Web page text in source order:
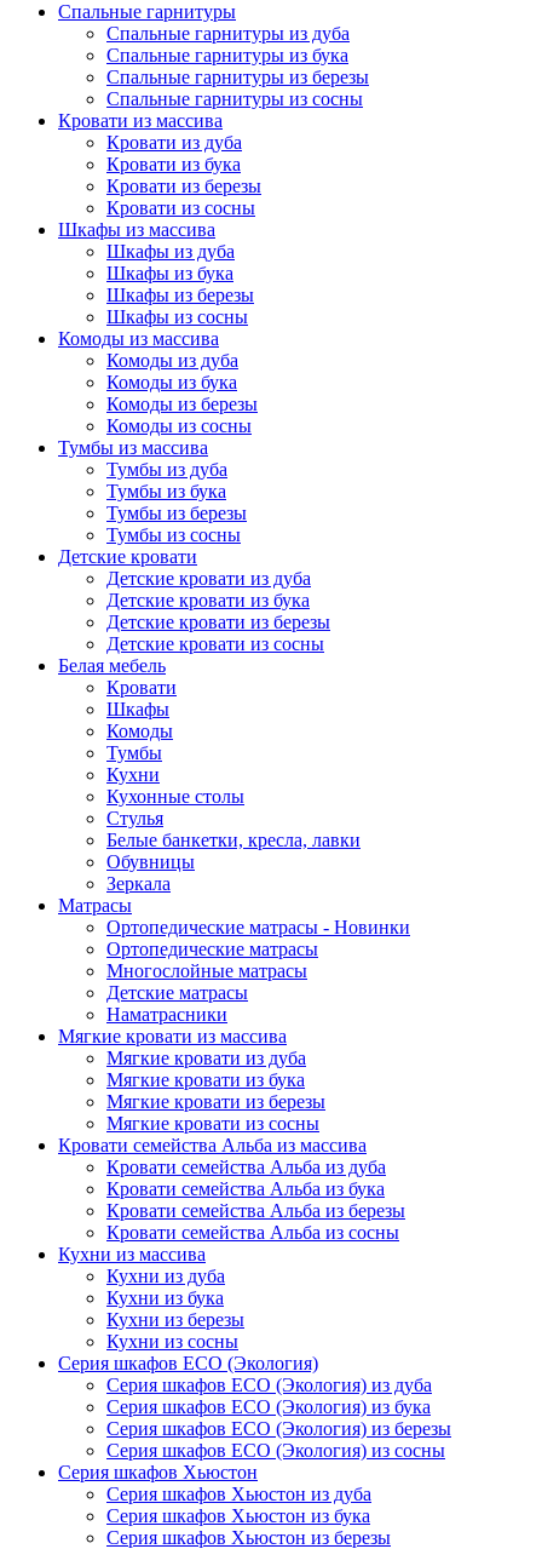
Спальные гарнитуры
Спальные гарнитуры из дуба
Спальные гарнитуры из бука
Спальные гарнитуры из березы
Спальные гарнитуры из сосны
Кровати из массива
Кровати из дуба
Кровати из бука
Кровати из березы
Кровати из сосны
Шкафы из массива
Шкафы из дуба
Шкафы из бука
Шкафы из березы
Шкафы из сосны
Комоды из массива
Комоды из дуба
Комоды из бука
Комоды из березы
Комоды из сосны
Тумбы из массива
Тумбы из дуба
Тумбы из бука
Тумбы из березы
Тумбы из сосны
Детские кровати
Детские кровати из дуба
Детские кровати из бука
Детские кровати из березы
Детские кровати из сосны
Белая мебель
Кровати
Шкафы
Комоды
Тумбы
Кухни
Кухонные столы
Стулья
Белые банкетки, кресла, лавки
Обувницы
Зеркала
Матрасы
Ортопедические матрасы - Новинки
Ортопедические матрасы
Многослойные матрасы
Детские матрасы
Наматрасники
Мягкие кровати из массива
Мягкие кровати из дуба
Мягкие кровати из бука
Мягкие кровати из березы
Мягкие кровати из сосны
Кровати семейства Альба из массива
Кровати семейства Альба из дуба
Кровати семейства Альба из бука
Кровати семейства Альба из березы
Кровати семейства Альба из сосны
Кухни из массива
Кухни из дуба
Кухни из бука
Кухни из березы
Кухни из сосны
Серия шкафов ECO (Экология)
Серия шкафов ECO (Экология) из дуба
Серия шкафов ECO (Экология) из бука
Серия шкафов ECO (Экология) из березы
Серия шкафов ECO (Экология) из сосны
Серия шкафов Хьюстон
Серия шкафов Хьюстон из дуба
Серия шкафов Хьюстон из бука
Серия шкафов Хьюстон из березы